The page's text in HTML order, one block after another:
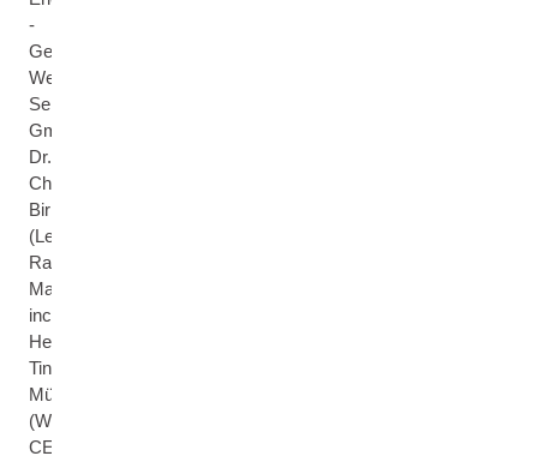
-
Geschäftsführung
Weleda
Services
GmbH),
Dr.
Christian
Birringer
(Leitung
Raw
Materials,
incl.
Heilpflanzengarten),
Tina
Müller
(Weleda
CEO),